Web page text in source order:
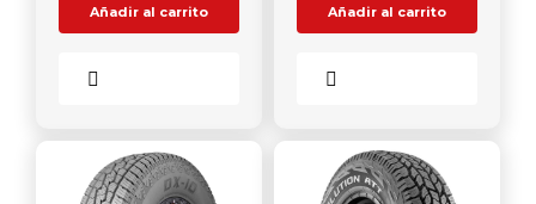
Añadir al carrito Añadir al carrito